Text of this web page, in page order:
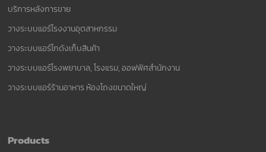
บริการหลังการขาย
วางระบบแอร์โรงงานอุตสาหกรรม
วางระบบแอร์โกดังเก็บสินค้า
วางระบบแอร์โรงพยาบาล, โรงแรม, ออฟฟิศสำนักงาน
วางระบบแอร์ร้านอาหาร ห้องโถงขนาดใหญ่
Products